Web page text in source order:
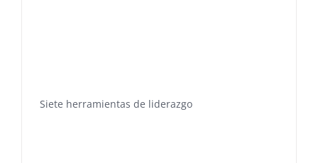
Siete herramientas de liderazgo